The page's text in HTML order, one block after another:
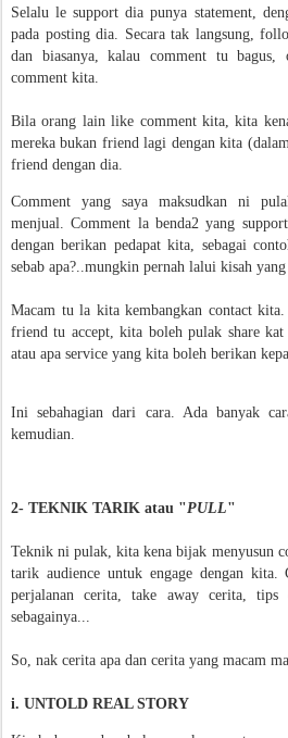
Selalu le support dia punya statement,
pada posting dia. Secara tak langsung,
dan biasanya, kalau comment tu
comment kita.
Bila orang lain like comment kita, kita
mereka bukan friend lagi dengan kita
friend dengan dia.
Comment yang saya maksudkan ni
menjual. Comment la benda2 yang
dengan berikan pedapat kita, sebagai
sebab apa?..mungkin pernah lalui kisah
Macam tu la kita kembangkan contact
friend tu accept, kita boleh pulak share
atau apa service yang kita boleh berikan
Ini sebahagian dari cara. Ada banyak
kemudian.
2- TEKNIK TARIK atau "PULL"
Teknik ni pulak, kita kena bijak menyusun
tarik audience untuk engage dengan
perjalanan cerita, take away cerita,
sebagainya...
So, nak cerita apa dan cerita yang macam
i. UNTOLD REAL STORY